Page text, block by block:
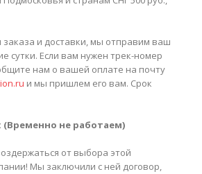
заказа и доставки, мы отправим ваш
сутки. Если вам нужен трек-номер
нам о вашей оплате на почту
и мы пришлем его вам. Срок
(Временно не работаем)
от выбора этой
Мы заключили с ней договор,